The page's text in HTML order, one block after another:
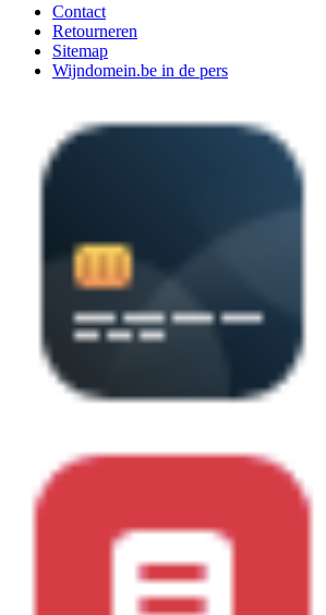
Contact
Retourneren
Sitemap
Wijndomein.be in de pers